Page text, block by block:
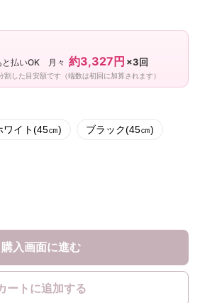
と払いOK 月々 約3,327円 ×3回
割した目安額です（端数は初回に加算されます）
ワイト(45㎝) ブラック(45㎝)
購入画面に進む
ートに追加する